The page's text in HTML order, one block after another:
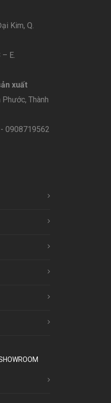
Kim, Q.
E.
xuất
Thành
0908719562